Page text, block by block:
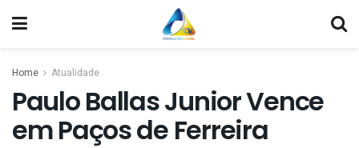
Home Atualidade
Paulo Ballas Junior Vence
em Paços de Ferreira